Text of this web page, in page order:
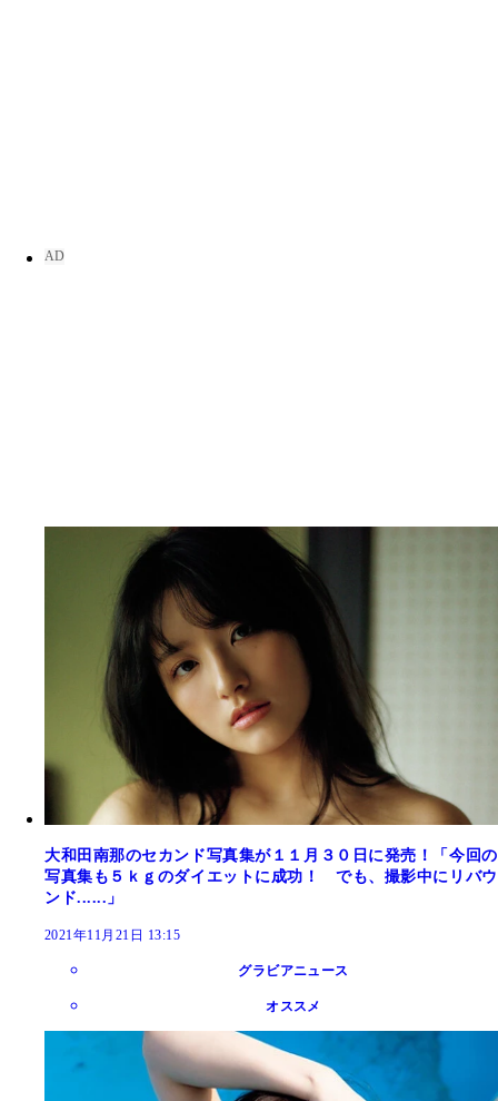
大和田南那のセカンド写真集が１１月３０日に発売！「今回の
写真集も５ｋｇのダイエットに成功！ でも、撮影中にリバウ
ンド......」
2021年11月21日 13:15
グラビアニュース
オススメ